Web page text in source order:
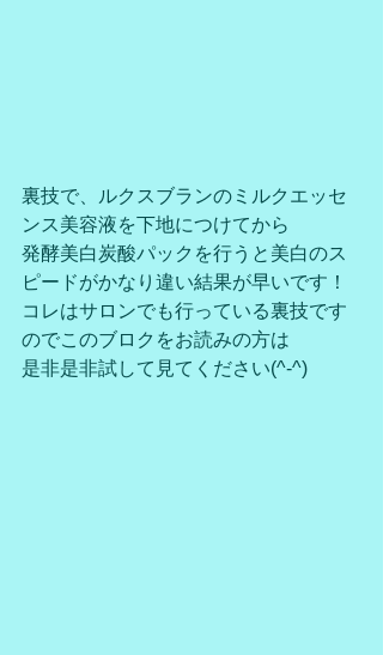
裏技で、ルクスブランのミルクエッセ
ンス美容液を下地につけてから
発酵美白炭酸パックを行うと美白のス
ピードがかなり違い結果が早いです！
コレはサロンでも行っている裏技です
のでこのブロクをお読みの方は
是非是非試して見てください(^-^)